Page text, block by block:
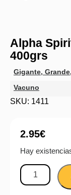
Alpha
400grs
Gigante, Grande,
Vacuno
SKU: 1411
2.95€
Hay